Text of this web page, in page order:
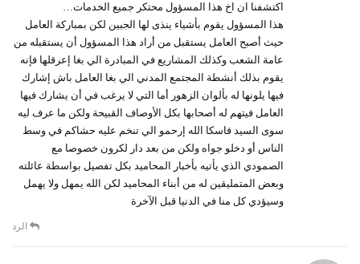
اكتشفنا ان اخ هذا المسؤول محتكر جميع الخدمات…
هذا المسؤول يقوم بأشياء ينذى لها الجبين لكن بمباركة العامل
حيث أصبح العامل يستقبل من أراد هذا المسؤول أن يستقبله من
عامة الشعب وكذلك المشاريع في المبادرة الي بغا إعرقلها فإنه
يقوم بذلك أنشطة المجتمع المدني الي بغا العامل باش إشارك
فيها يلونها له بألوان الزهور أما التي لا يرغب في أن يشارك فيها
العامل فيتهم له أصحابها بكل الأوصاف القبيحة ولكن ما عرف ليه
سوى السيد فاسكا الله إرحمو الي تنخم عليه حشاكم في وسط
الناس أو دخلو جواه ولكن من بعد دار لكرون خصوصا مع
الصمودي الذي يأتيه بأخبار المحاميد بكل تفصيل بواسطة عائلته
وبعض المتمليقين له من أبناء المحاميد لكن الله يمهل ولا يهمل
وسيؤدي كل منا في الدنيا قبل الآخرة
الرد